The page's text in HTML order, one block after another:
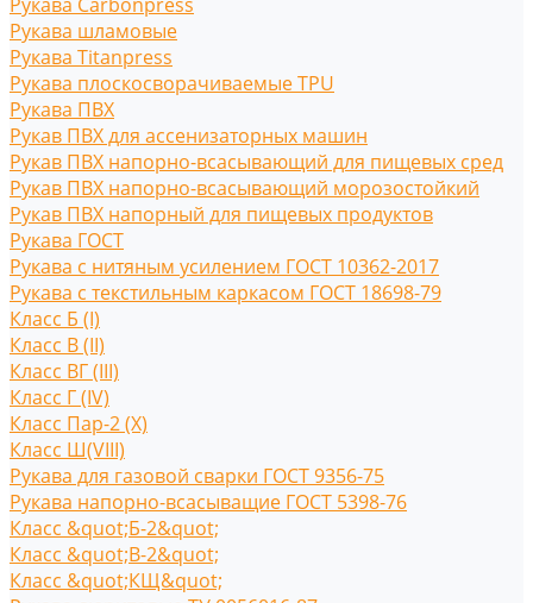
Рукава шламовые
Рукава Titanpress
Рукава плоскосворачиваемые TPU
Рукава ПВХ
Рукав ПВХ для ассенизаторных машин
Рукав ПВХ напорно-всасывающий для пищевых сред
Рукав ПВХ напорно-всасывающий морозостойкий
Рукав ПВХ напорный для пищевых продуктов
Рукава ГОСТ
Рукава с нитяным усилением ГОСТ 10362-2017
Рукава с текстильным каркасом ГОСТ 18698-79
Класс Б (I)
Класс В (II)
Класс ВГ (III)
Класс Г (IV)
Класс Пар-2 (X)
Класс Ш(VIII)
Рукава для газовой сварки ГОСТ 9356-75
Рукава напорно-всасыващие ГОСТ 5398-76
Класс &quot;Б-2&quot;
Класс &quot;В-2&quot;
Класс &quot;КЩ&quot;